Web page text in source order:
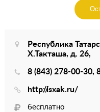
Республика
Х.Такташа, д. 26,
8 (843) 278-00-30,
http://isxak.ru/
бесплатно